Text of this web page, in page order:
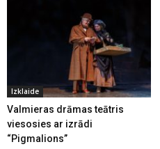
Izklaide
Valmieras drāmas teātris
viesosies ar izrādi
“Pigmalions”